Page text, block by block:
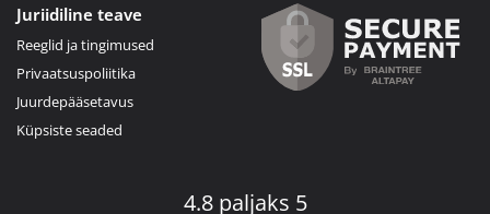
Juriidiline teave
Reeglid ja tingimused
Privaatsuspoliitika
Juurdepääsetavus
Küpsiste seaded
4.8 paljaks 5